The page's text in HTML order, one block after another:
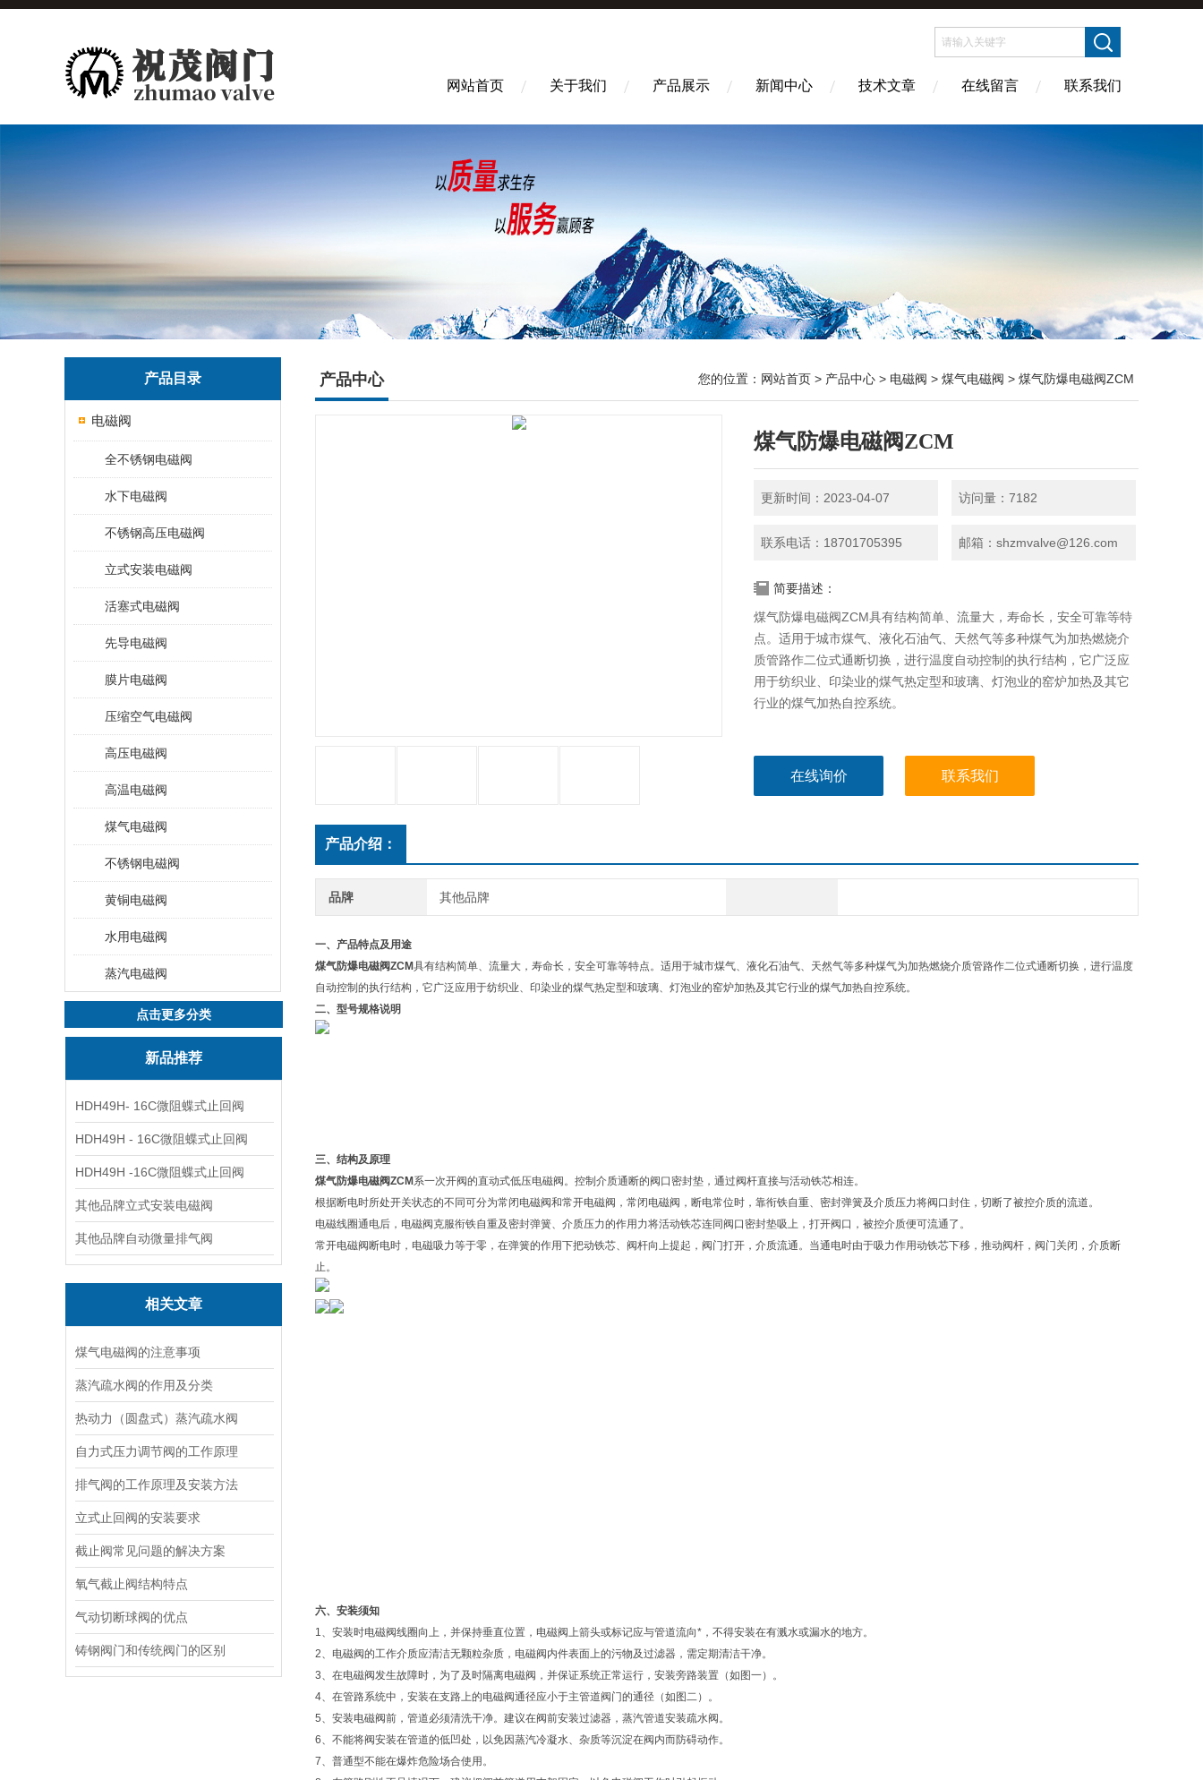
网站首页 关于我们 产品展示 新闻中心 技术文章 在线留言 联系我们
产品目录
电磁阀
全不锈钢电磁阀
水下电磁阀
不锈钢高压电磁阀
立式安装电磁阀
活塞式电磁阀
先导电磁阀
膜片电磁阀
压缩空气电磁阀
高压电磁阀
高温电磁阀
煤气电磁阀
不锈钢电磁阀
黄铜电磁阀
水用电磁阀
蒸汽电磁阀
点击更多分类
新品推荐
HDH49H- 16C微阻蝶式止回阀
HDH49H - 16C微阻蝶式止回阀
HDH49H -16C微阻蝶式止回阀
其他品牌立式安装电磁阀
其他品牌自动微量排气阀
相关文章
煤气电磁阀的注意事项
蒸汽疏水阀的作用及分类
热动力（圆盘式）蒸汽疏水阀
自力式压力调节阀的工作原理
排气阀的工作原理及安装方法
立式止回阀的安装要求
截止阀常见问题的解决方案
氧气截止阀结构特点
气动切断球阀的优点
铸钢阀门和传统阀门的区别
产品中心 您的位置： 网站首页 > 产品中心 > 电磁阀 > 煤气电磁阀 > 煤气防爆电磁阀ZCM
煤气防爆电磁阀ZCM
更新时间：2023-04-07 访问量：7182
联系电话：18701705395 邮箱：shzmvalve@126.com
简要描述：
煤气防爆电磁阀ZCM具有结构简单、流量大，寿命长，安全可靠等特
点。适用于城市煤气、液化石油气、天然气等多种煤气为加热燃烧介
质管路作二位式通断切换，进行温度自动控制的执行结构，它广泛应
用于纺织业、印染业的煤气热定型和玻璃、灯泡业的窑炉加热及其它
行业的煤气加热自控系统。
在线询价 联系我们
产品介绍：
品牌 其他品牌
一、产品特点及用途
煤气防爆电磁阀ZCM具有结构简单、流量大，寿命长，安全可靠等特点。适用于城市煤气、液化石油气、天然气等多种煤气为加热燃烧介质管路作二位式通断切换，进行温度
自动控制的执行结构，它广泛应用于纺织业、印染业的煤气热定型和玻璃、灯泡业的窑炉加热及其它行业的煤气加热自控系统。
二、型号规格说明
三、结构及原理
煤气防爆电磁阀ZCM 系一次开阀的直动式低压电磁阀。控制介质通断的阀口密封垫，通过阀杆直接与活动铁芯相连。
根据断电时所处开关状态的不同可分为常闭电磁阀和常开电磁阀，常闭电磁阀，断电常位时，靠衔铁自重、密封弹簧及介质压力将阀口封住，切断了被控介质的流道。
电磁线圈通电后，电磁阀克服衔铁自重及密封弹簧、介质压力的作用力将活动铁芯连同阀口密封垫吸上，打开阀口，被控介质便可流通了。
常开电磁阀断电时，电磁吸力等于零，在弹簧的作用下把动铁芯、阀杆向上提起，阀门打开，介质流通。当通电时由于吸力作用动铁芯下移，推动阀杆，阀门关闭，介质断
止。
六、安装须知
1、安装时电磁阀线圈向上，并保持垂直位置，电磁阀上箭头或标记应与管道流向*，不得安装在有溅水或漏水的地方。
2、电磁阀的工作介质应清洁无颗粒杂质，电磁阀内件表面上的污物及过滤器，需定期清洁干净。
3、在电磁阀发生故障时，为了及时隔离电磁阀，并保证系统正常运行，安装旁路装置（如图一）。
4、在管路系统中，安装在支路上的电磁阀通径应小于主管道阀门的通径（如图二）。
5、安装电磁阀前，管道必须清洗干净。建议在阀前安装过滤器，蒸汽管道安装疏水阀。
6、不能将阀安装在管道的低凹处，以免因蒸汽冷凝水、杂质等沉淀在阀内而防碍动作。
7、普通型不能在爆炸危险场合使用。